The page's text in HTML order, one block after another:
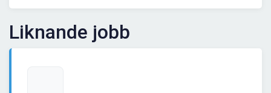
Liknande jobb